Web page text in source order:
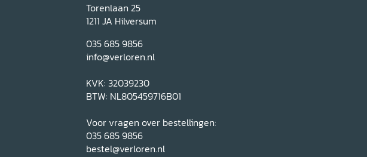
Torenlaan 25
1211 JA Hilversum
035 685 9856
info@verloren.nl
KVK: 32039230
BTW: NL805459716B01
Voor vragen over bestellingen:
035 685 9856
bestel@verloren.nl